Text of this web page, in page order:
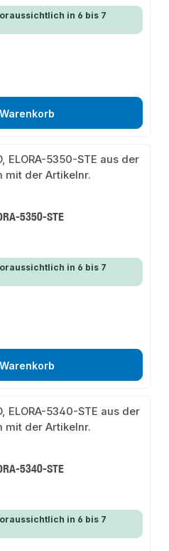
in 6 bis 7
5350-STE
in 6 bis 7
5340-STE
in 6 bis 7